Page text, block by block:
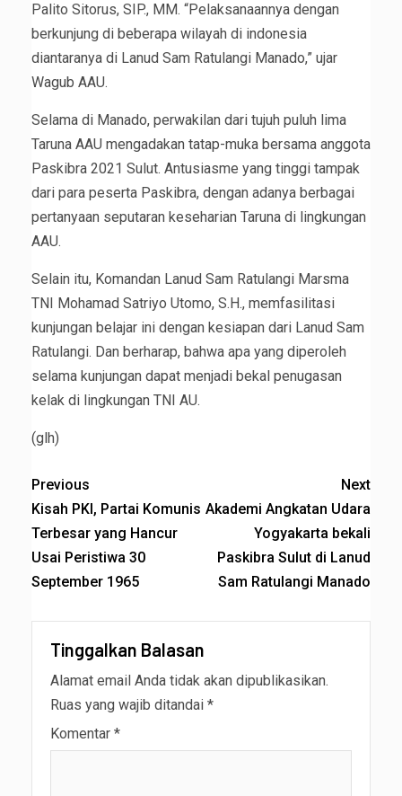
Palito Sitorus, SIP., MM. “Pelaksanaannya dengan
berkunjung di beberapa wilayah di indonesia
diantaranya di Lanud Sam Ratulangi Manado,” ujar
Wagub AAU.
Selama di Manado, perwakilan dari tujuh puluh lima
Taruna AAU mengadakan tatap-muka bersama anggota
Paskibra 2021 Sulut. Antusiasme yang tinggi tampak
dari para peserta Paskibra, dengan adanya berbagai
pertanyaan seputaran keseharian Taruna di lingkungan
AAU.
Selain itu, Komandan Lanud Sam Ratulangi Marsma
TNI Mohamad Satriyo Utomo, S.H., memfasilitasi
kunjungan belajar ini dengan kesiapan dari Lanud Sam
Ratulangi. Dan berharap, bahwa apa yang diperoleh
selama kunjungan dapat menjadi bekal penugasan
kelak di lingkungan TNI AU.
(glh)
Previous
Kisah PKI, Partai Komunis
Terbesar yang Hancur
Usai Peristiwa 30
September 1965
Next
Akademi Angkatan Udara
Yogyakarta bekali
Paskibra Sulut di Lanud
Sam Ratulangi Manado
Tinggalkan Balasan
Alamat email Anda tidak akan dipublikasikan.
Ruas yang wajib ditandai *
Komentar *